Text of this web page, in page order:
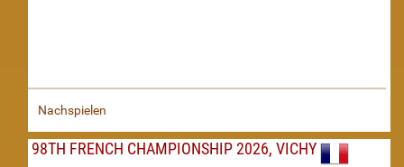
Nachspielen
98TH FRENCH CHAMPIONSHIP 2026, VICHY